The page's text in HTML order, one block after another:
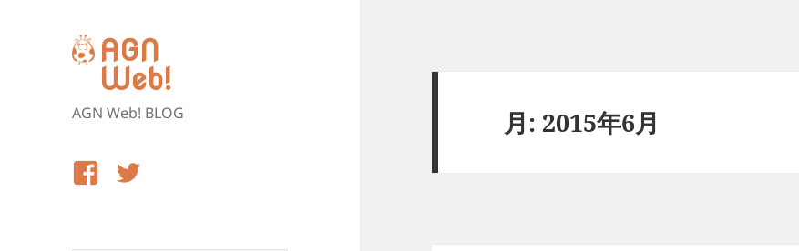
AGN
Web!
AGN Web! BLOG
Facebook
Twitter
月: 2015年6月